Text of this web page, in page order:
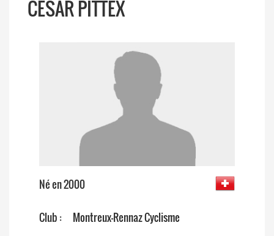
CÉSAR PITTEX
Né en 2000
Club : Montreux-Rennaz Cyclisme